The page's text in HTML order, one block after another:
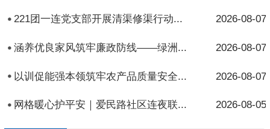
2026-08-07
221团一连党支部开展清渠修渠行动...
2026-08-07
涵养优良家风筑牢廉政防线——绿洲...
2026-08-07
以训促能强本领筑牢农产品质量安全...
2026-08-05
网格暖心护平安｜爱民路社区连夜联...